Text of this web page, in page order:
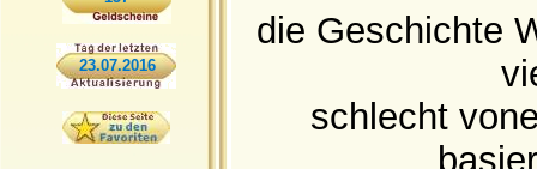
23.07.2016
die Geschichte
schlecht